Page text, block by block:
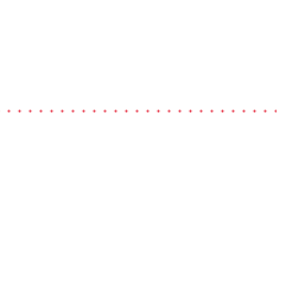
・・・・・・・・・・・・・・・・・・・・・・